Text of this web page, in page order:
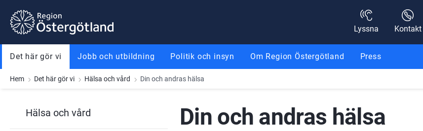
Gå till innehåll
Gå till meny
Gå till sidfot
Lyssna
Kontakt
Det här gör vi Jobb och utbildning Politik och insyn Om Region Östergötland Press
Hem Det här gör vi Hälsa och vård Din och andras hälsa
Hälsa och vård Din och andras hälsa